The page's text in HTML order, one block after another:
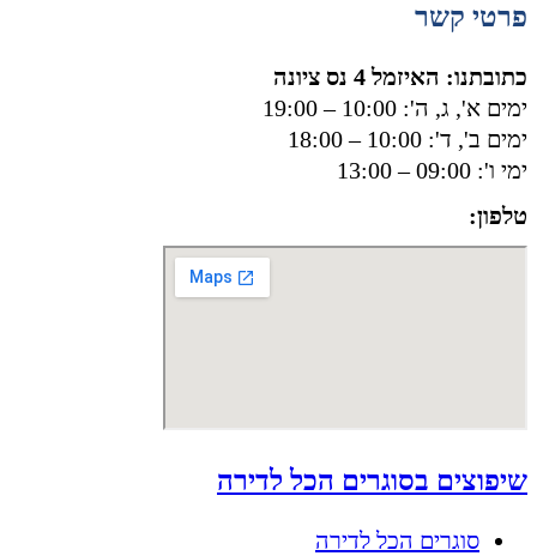
פרטי קשר
כתובתנו: האיזמל 4 נס ציונה
ימים א', ג, ה': 10:00 – 19:00
ימים ב', ד': 10:00 – 18:00
ימי ו': 09:00 – 13:00
טלפון:
שיפוצים בסוגרים הכל לדירה
סוגרים הכל לדירה